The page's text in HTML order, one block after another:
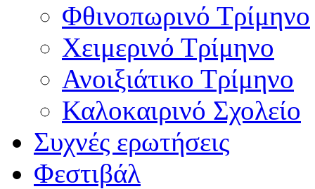
Φθινοπωρινό Τρίμηνο
Χειμερινό Τρίμηνο
Ανοιξιάτικο Τρίμηνο
Καλοκαιρινό Σχολείο
Συχνές ερωτήσεις
Φεστιβάλ